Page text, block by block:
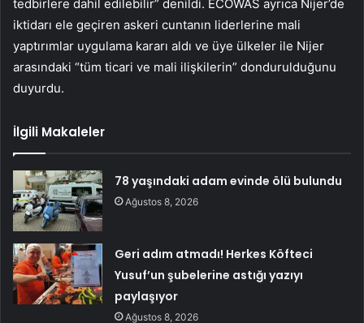
tedbirlere dahil edilebilir” denildi. ECOWAS ayrıca Nijer’de
iktidarı ele geçiren askeri cuntanın liderlerine mali
yaptırımlar uygulama kararı aldı ve üye ülkeler ile Nijer
arasındaki “tüm ticari ve mali ilişkilerin” dondurulduğunu
duyurdu.
İlgili Makaleler
78 yaşındaki adam evinde ölü bulundu
Ağustos 8, 2026
Geri adım atmadı! Herkes Köfteci
Yusuf’un şubelerine astığı yazıyı
paylaşıyor
Ağustos 8, 2026